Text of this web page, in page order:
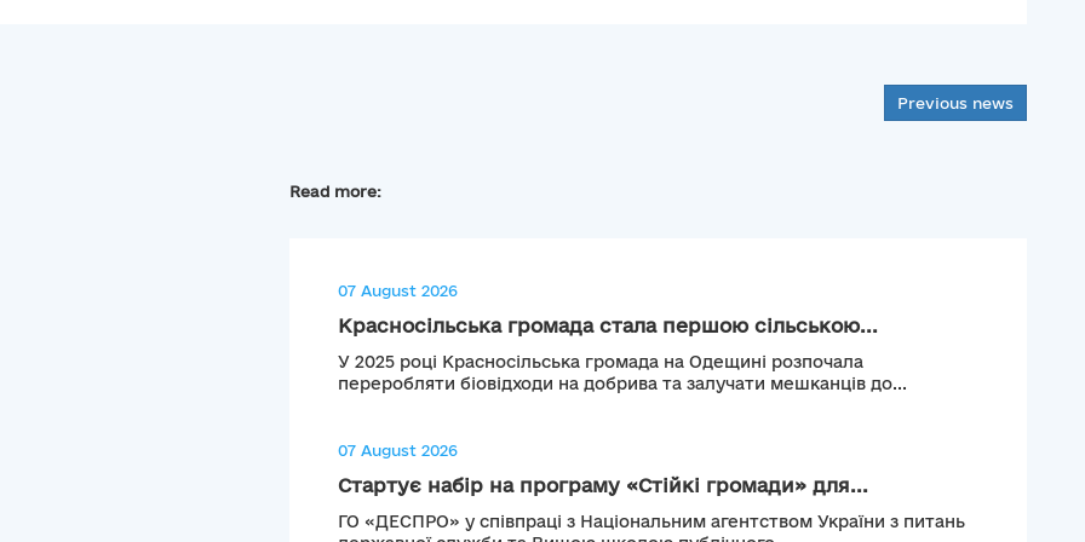
Previous news
Read more:
07 August 2026
Красносільська громада стала першою сільською...
У 2025 році Красносільська громада на Одещині розпочала
переробляти біовідходи на добрива та залучати мешканців до...
07 August 2026
Стартує набір на програму «Стійкі громади» для...
ГО «ДЕСПРО» у співпраці з Національним агентством України з питань